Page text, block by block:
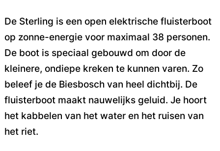
De Sterling is een open elektrische fluisterboot
op zonne-energie voor maximaal 38 personen.
De boot is speciaal gebouwd om door de
kleinere, ondiepe kreken te kunnen varen. Zo
beleef je de Biesbosch van heel dichtbij. De
fluisterboot maakt nauwelijks geluid. Je hoort
het kabbelen van het water en het ruisen van
het riet.